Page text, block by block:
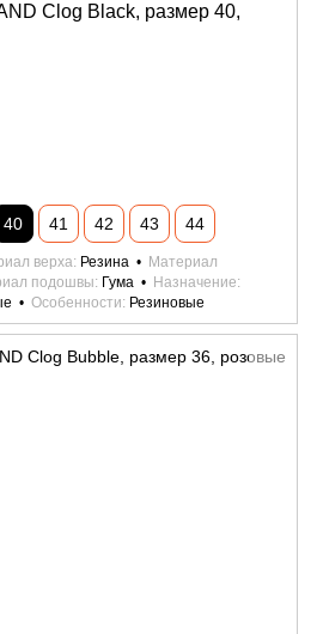
Clog Black, размер 40,
40 41 42 43 44
верха Резина
Материал
подошвы Гума
Назначение
Особенности Резиновые